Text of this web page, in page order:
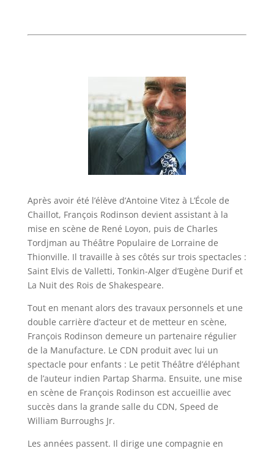
Après avoir été l’élève d’Antoine Vitez à L’École de
Chaillot, François Rodinson devient assistant à la
mise en scène de René Loyon, puis de Charles
Tordjman au Théâtre Populaire de Lorraine de
Thionville. Il travaille à ses côtés sur trois spectacles :
Saint Elvis de Valletti, Tonkin-Alger d’Eugène Durif et
La Nuit des Rois de Shakespeare.
Tout en menant alors des travaux personnels et une
double carrière d’acteur et de metteur en scène,
François Rodinson demeure un partenaire régulier
de la Manufacture. Le CDN produit avec lui un
spectacle pour enfants : Le petit Théâtre d’éléphant
de l’auteur indien Partap Sharma. Ensuite, une mise
en scène de François Rodinson est accueillie avec
succès dans la grande salle du CDN, Speed de
William Burroughs Jr.
Les années passent. Il dirige une compagnie en